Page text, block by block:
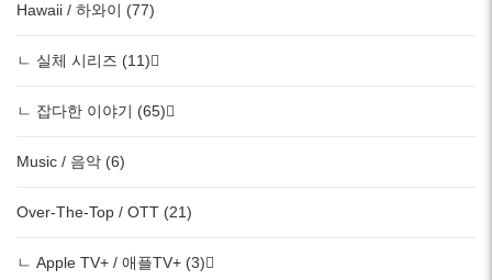
Hawaii / 하와이 (77)
ㄴ 실체 시리즈 (11)
ㄴ 잡다한 이야기 (65)
Music / 음악 (6)
Over-The-Top / OTT (21)
ㄴ Apple TV+ / 애플TV+ (3)